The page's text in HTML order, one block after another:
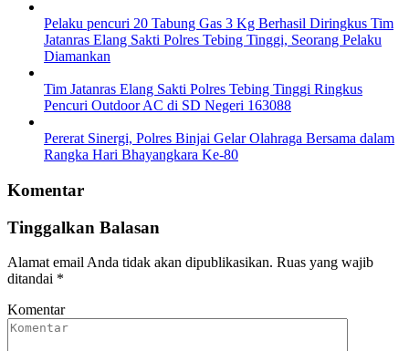
Pelaku pencuri 20 Tabung Gas 3 Kg Berhasil Diringkus Tim
Jatanras Elang Sakti Polres Tebing Tinggi, Seorang Pelaku
Diamankan
Tim Jatanras Elang Sakti Polres Tebing Tinggi Ringkus
Pencuri Outdoor AC di SD Negeri 163088
Pererat Sinergi, Polres Binjai Gelar Olahraga Bersama dalam
Rangka Hari Bhayangkara Ke-80
Komentar
Tinggalkan Balasan
Alamat email Anda tidak akan dipublikasikan. Ruas yang wajib
ditandai *
Komentar